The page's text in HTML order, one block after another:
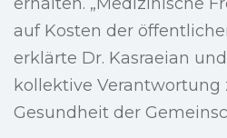
auf Kosten der
erklärte Dr. Kasraeian
kollektive
Gesundheit der